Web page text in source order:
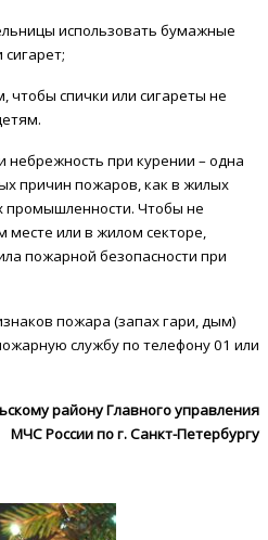
использовать бумажные
сигарет;
спички или сигареты не
небрежность при курении – одна
причин пожаров, как в жилых
промышленности. Чтобы не
месте или в жилом секторе,
пожарной безопасности при
пожара (запах гари, дым)
службу по телефону 01 или
району Главного управления
МЧС России по г. Санкт-Петербургу